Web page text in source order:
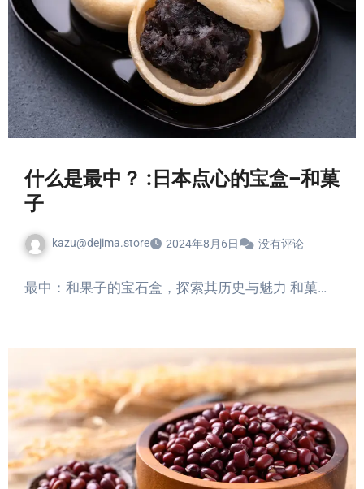
什么是最中？ :日本点心的宝盒–和菓
子
kazu@dejima.store 2024年8月6日 没有评论
最中：和果子的宝石盒，探索其历史与魅力 和菓…